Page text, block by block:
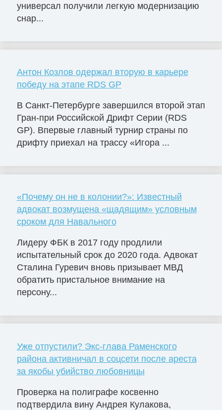
универсал получили легкую модернизацию
снар...
Антон Козлов одержал вторую в карьере
победу на этапе RDS GP
В Санкт-Петербурге завершился второй этап
Гран-при Российской Дрифт Серии (RDS
GP). Впервые главный турнир страны по
дрифту приехал на трассу «Игора ...
«Почему он не в колонии?»: Известный
адвокат возмущена «щадящим» условным
сроком для Навального
Лидеру ФБК в 2017 году продлили
испытательный срок до 2020 года. Адвокат
Сталина Гуревич вновь призывает МВД
обратить пристальное внимание на
персону...
Уже отпустили? Экс-глава Раменского
района активничал в соцсети после ареста
за якобы убийство любовницы
Проверка на полиграфе косвенно
подтвердила вину Андрея Кулакова,